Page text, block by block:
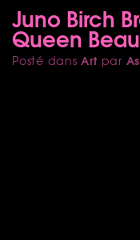
Juno Birch
Queen
Posté dansArt par